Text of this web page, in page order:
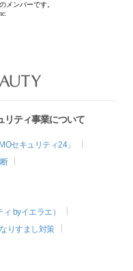
メンバーです。
リティ事業について
セキュリティ24」
byイエラエ）
なりすまし対策